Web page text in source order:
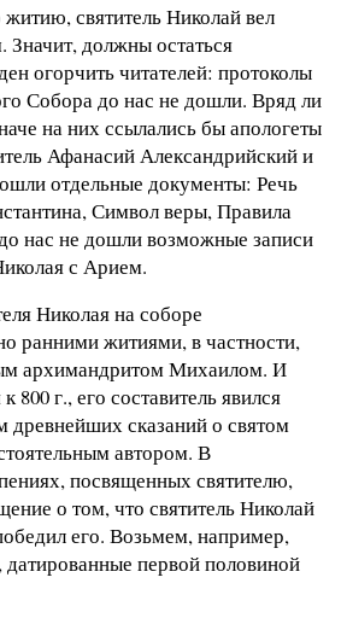
святитель Николай вел
должны остаться
огорчить читателей: протоколы
Собора до нас не дошли. Вряд ли
на них ссылались бы апологеты
Афанасий Александрийский и
отдельные документы: Речь
Символ веры, Правила
нас не дошли возможные записи
с Арием.
Николая на соборе
ранними житиями, в частности,
архимандритом Михаилом. И
800 г., его составитель явился
древнейших сказаний о святом
автором. В
посвященных святителю,
о том, что святитель Николай
его. Возьмем, например,
первой половиной